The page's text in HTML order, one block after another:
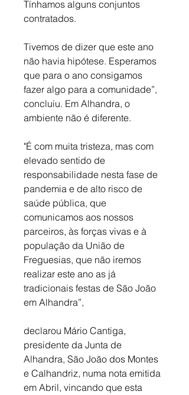
Tínhamos alguns conjuntos
contratados.
Tivemos de dizer que este ano
não havia hipótese. Esperamos
que para o ano consigamos
fazer algo para a comunidade”,
concluiu. Em Alhandra, o
ambiente não é diferente.
"É com muita tristeza, mas com
elevado sentido de
responsabilidade nesta fase de
pandemia e de alto risco de
saúde pública, que
comunicamos aos nossos
parceiros, às forças vivas e à
população da União de
Freguesias, que não iremos
realizar este ano as já
tradicionais festas de São João
em Alhandra”,
declarou Mário Cantiga,
presidente da Junta de
Alhandra, São João dos Montes
e Calhandriz, numa nota emitida
em Abril, vincando que esta